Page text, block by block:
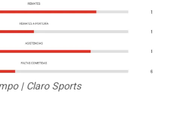
| Claro Sports